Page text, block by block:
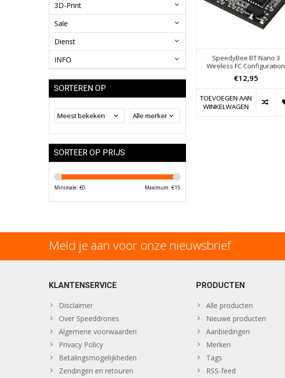
3D-Print
Sale
Dienst
INFO
SORTEREN OP
SORTEER OP PRIJS
Minimale: €0 Maximum: €15
SpeedyBee BT Nano 3
Wireless FC Configuration
€12,95
TOEVOEGEN AAN
WINKELWAGEN
Meld je aan voor onze nieuwsbrief
KLANTENSERVICE
Disclaimer
Over Speeddrones
Algemene voorwaarden
Privacy Policy
Betalingsmogelijkheden
Zendingen en retouren
PRODUCTEN
Alle producten
Nieuwe producten
Aanbiedingen
Merken
Tags
RSS-feed